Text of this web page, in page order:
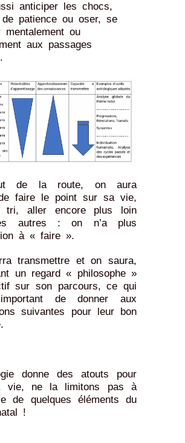
anticiper les chocs,
de patience ou oser, se
mentalement ou
aux passages
de la route, on aura
faire le point sur sa vie,
tri, aller encore plus loin
autres : on n’a plus
à « faire ».
transmettre et on saura,
un regard « philosophe »
sur son parcours, ce qui
de donner aux
suivantes pour leur bon
donne des atouts pour
vie, ne la limitons pas à
de quelques éléments du
!